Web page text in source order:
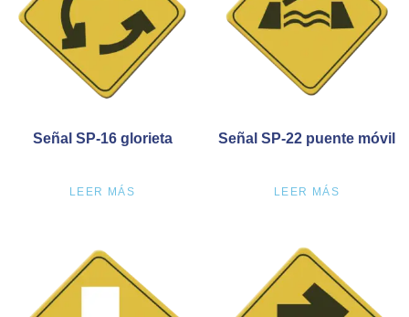
Señal SP-16 glorieta
LEER MÁS
Señal SP-22 puente móvil
LEER MÁS